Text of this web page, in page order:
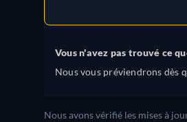
Vous n'avez pas trouvé ce
Nous vous préviendrons dès
Nous avons vérifié les mises à